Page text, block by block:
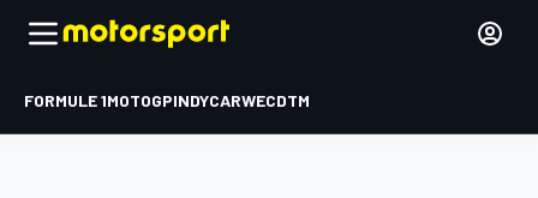
FORMULE 1MOTOGPINDYCARWECDTM